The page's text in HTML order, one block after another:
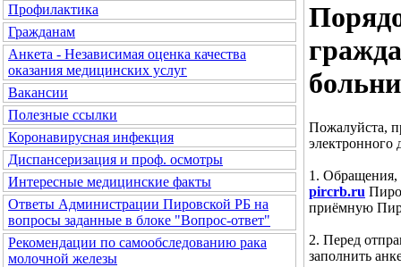
Профилактика
Гражданам
Анкета - Независимая оценка качества
оказания медицинских услуг
Вакансии
Полезные ссылки
Коронавирусная инфекция
Диспансеризация и проф. осмотры
Интересные медицинские факты
Ответы Администрации Пировской РБ на
вопросы заданные в блоке "Вопрос-ответ"
Рекомендации по самообследованию рака
молочной железы
Пожалуйста,
электронного
1. Обращения,
pircrb.ru
приёмную
2. Перед
заполнить